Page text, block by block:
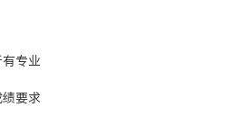
专业
要求